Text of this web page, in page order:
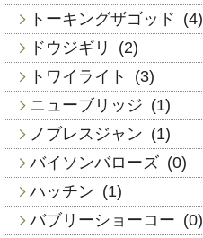
トーキングザゴッド (4)
ドウジギリ
(2)
トワイライト
(3)
ニューブリッジ (1)
ノブレスジャン (1)
バイソンバローズ (0)
ハッチン (1)
バブリーショーコー (0)